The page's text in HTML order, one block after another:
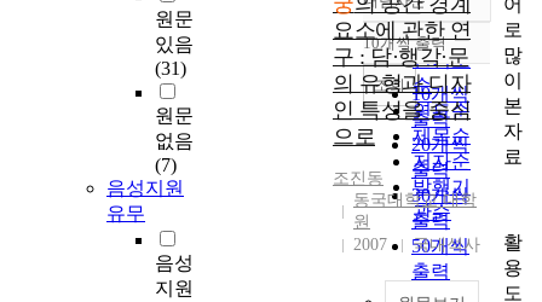
원문
있음
(31)
원문
없음
(7)
음성지원
유무
음성
지원
정확도
순
인기도
순
연도순
제목순
저자순
발행기
관순
내림차순
10개씩 출력
10개씩
출력
20개씩
출력
30개씩
출력
50개씩
출력
100개씩
조회
요소에 관한 연
구 : 담·행각·문
의 유형과 디자
인 특성을 중심
으로
조진동
동국대학교 대학
원
2007
국내석사
어
로
많
이
본
자
료
활
용
도